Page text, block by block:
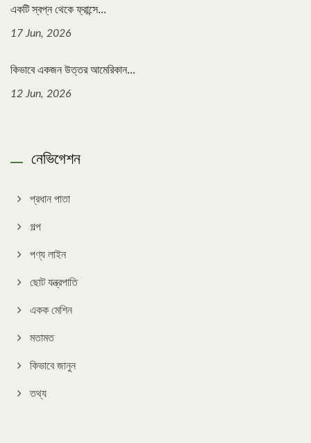
একটি স্বপ্ন থেকে ফ্রান্সে...
17 Jun, 2026
কিভাবে একজন উত্তর আমেরিকান...
12 Jun, 2026
নেভিগেশন
প্রধান পাতা
গল্প
পণ্য লাইন
ছোট যন্ত্রপাতি
একক মেশিন
মতামত
কিভাবে জানুন
তথ্য